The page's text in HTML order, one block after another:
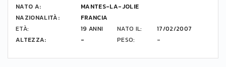
NATO A:
MANTES-LA-JOLIE
NAZIONALITÀ:
FRANCIA
ETÀ:
19 ANNI NATO IL:
17/02/2007
ALTEZZA:
- PESO: -